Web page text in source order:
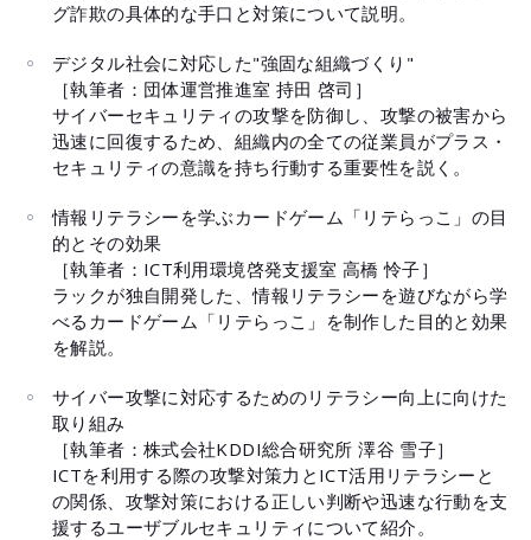
グ詐欺の具体的な手口と対策について説明。
デジタル社会に対応した"強固な組織づくり"
［執筆者：団体運営推進室 持田 啓司］
サイバーセキュリティの攻撃を防御し、攻撃の被害から
迅速に回復するため、組織内の全ての従業員がプラス・
セキュリティの意識を持ち行動する重要性を説く。
情報リテラシーを学ぶカードゲーム「リテらっこ」の目
的とその効果
［執筆者：ICT利用環境啓発支援室 高橋 怜子］
ラックが独自開発した、情報リテラシーを遊びながら学
べるカードゲーム「リテらっこ」を制作した目的と効果
を解説。
サイバー攻撃に対応するためのリテラシー向上に向けた
取り組み
［執筆者：株式会社KDDI総合研究所 澤谷 雪子］
ICTを利用する際の攻撃対策力とICT活用リテラシーと
の関係、攻撃対策における正しい判断や迅速な行動を支
援するユーザブルセキュリティについて紹介。